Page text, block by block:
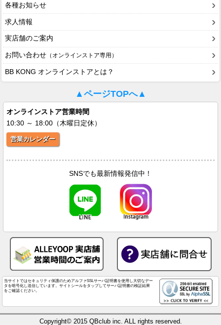
各種お知らせ
求人情報
実店舗のご案内
お問い合わせ （オンラインストア専用）
BB KONG オンラインストアとは？
▲ページTOPへ▲
オンラインストア営業時間
10:30 ～ 18:00（木曜日定休）
営業カレンダー
SNSでも最新情報発信中！
当サイトではセキュリティ保護のためアルファSSLサーバ証明書を使用し大切なデー
タを暗号化し送信しています。サイトシールをタップしてサーバ証明書の検証結果
をご確認ください。
Copyright© 2015 QBclub inc. ALL rights reserved.